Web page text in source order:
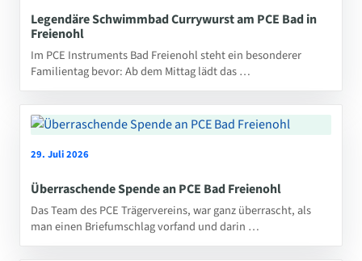
Legendäre Schwimmbad Currywurst am PCE Bad in
Freienohl
Im PCE Instruments Bad Freienohl steht ein besonderer
Familientag bevor: Ab dem Mittag lädt das …
29. Juli 2026
Überraschende Spende an PCE Bad Freienohl
Das Team des PCE Trägervereins, war ganz überrascht, als
man einen Briefumschlag vorfand und darin …